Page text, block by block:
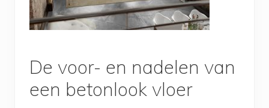
De voor- en nadelen van
een betonlook vloer